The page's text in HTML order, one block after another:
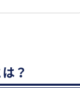
？